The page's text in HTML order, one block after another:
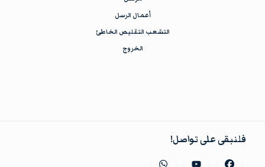
أعمال الرسل
التشعب التقليص الخاطئ
الخروج
فلنبقى على تواصل!